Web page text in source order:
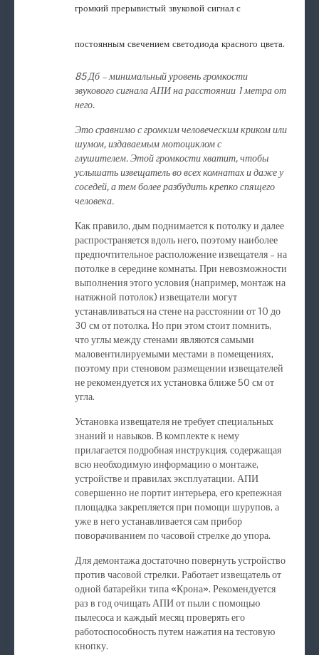
громкий прерывистый звуковой сигнал с
постоянным свечением светодиода красного цвета.
85 Дб–минимальный уровень громкости
звукового сигнала АПИ на расстоянии 1 метра от
него.
Это сравнимо с громким человеческим криком или
шумом, издаваемым мотоциклом с
глушителем.Этой громкости хватит, чтобы
услышать извещатель во всех комнатах и даже у
соседей, а тем более разбудить крепко спящего
человека.
Как правило, дым поднимается к потолку и далее
распространяется вдоль него, поэтому наиболее
предпочтительное расположение извещателя – на
потолке в середине комнаты. При невозможности
выполнения этого условия (например, монтаж на
натяжной потолок) извещатели могут
устанавливаться на стене на расстоянии от 10 до
30 см от потолка. Но при этом стоит помнить,
что углы между стенами являются самыми
маловентилируемыми местами в помещениях,
поэтому при стеновом размещении извещателей
не рекомендуется их установка ближе 50 см от
угла.
Установка извещателя не требует специальных
знаний и навыков. В комплекте к нему
прилагается подробная инструкция, содержащая
всю необходимую информацию о монтаже,
устройстве и правилах эксплуатации. АПИ
совершенно не портит интерьера, его крепежная
площадка закрепляется при помощи шурупов, а
уже в него устанавливается сам прибор
поворачиванием по часовой стрелке до упора.
Для демонтажа достаточно повернуть устройство
против часовой стрелки. Работает извещатель от
одной батарейки типа «Крона». Рекомендуется
раз в год очищать АПИ от пыли с помощью
пылесоса и каждый месяц проверять его
работоспособность путем нажатия на тестовую
кнопку.